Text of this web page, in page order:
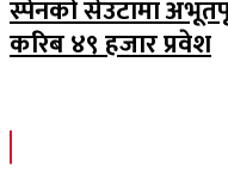
स्पेनको सेउटामा
करिब ४९ हजार प्रवेश